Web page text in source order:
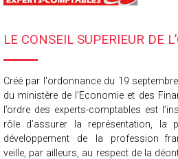
LE CONSEIL SUPERIEUR DE
Créé par l'ordonnance du 19
du ministère de l'Economie et des
l’ordre des experts-comptables est
rôle d’assurer la représentation, la
développement de la profession
veille, par ailleurs, au respect de la